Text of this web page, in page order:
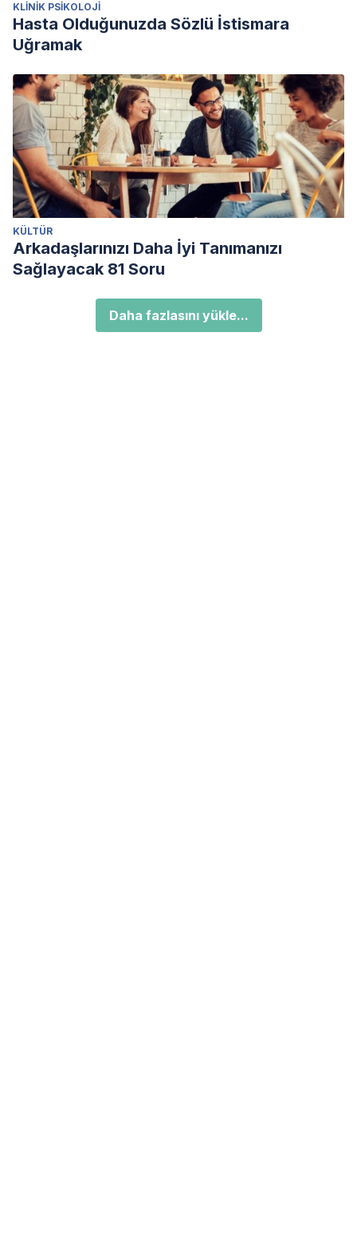
KLINIK PSIKOLOJI
Hasta Olduğunuzda Sözlü İstismara
Uğramak
KÜLTÜR
Arkadaşlarınızı Daha İyi Tanımanızı
Sağlayacak 81 Soru
Daha fazlasını yükle...